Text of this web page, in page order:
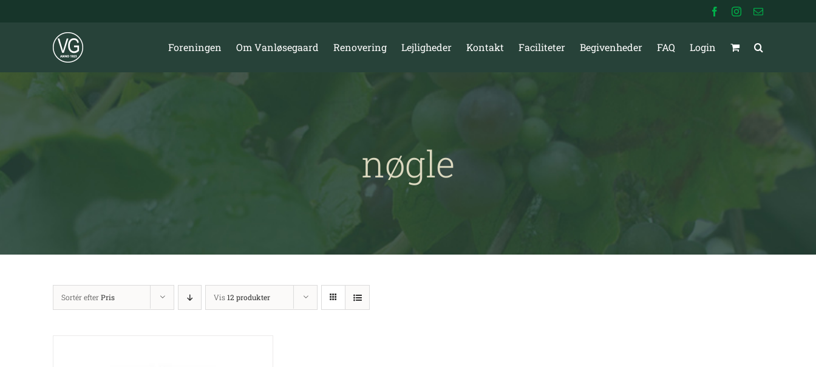
FacebookInstagram
E-
Foreningen Om Vanløsegaard Renovering Lejligheder Kontakt Faciliteter Begivenheder FAQ Login
nøgle
Sortér efterPris Vis12 produkter